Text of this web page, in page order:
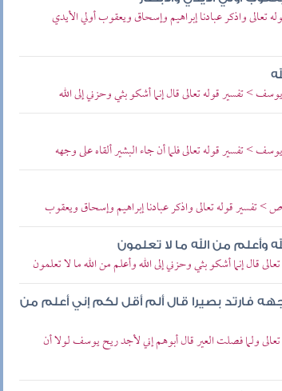
واذكر عبادنا إبراهيم وإسحاق ويعقوب أولي الأيدي
> تفسير قوله تعالى قال إنما أشكو بثي وحزني إلى الله
> تفسير قوله تعالى فلما أن جاء البشير ألقاه على وجهه
ص > تفسير قوله تعالى واذكر عبادنا إبراهيم وإسحاق ويعقوب
وأعلم من الله ما لا تعلمون
إنما أشكو بثي وحزني إلى الله وأعلم من الله ما لا تعلمون
فارتد بصيرا قال ألم أقل لكم إني أعلم من
ولما فصلت العير قال أبوهم إني لأجد ريح يوسف لولا أن